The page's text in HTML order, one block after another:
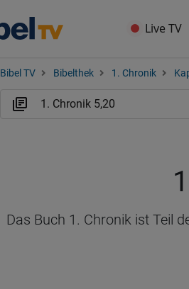
Live TV
Bibel TV Bibelthek 1. Chronik
Das Buch 1. Chronik ist Teil